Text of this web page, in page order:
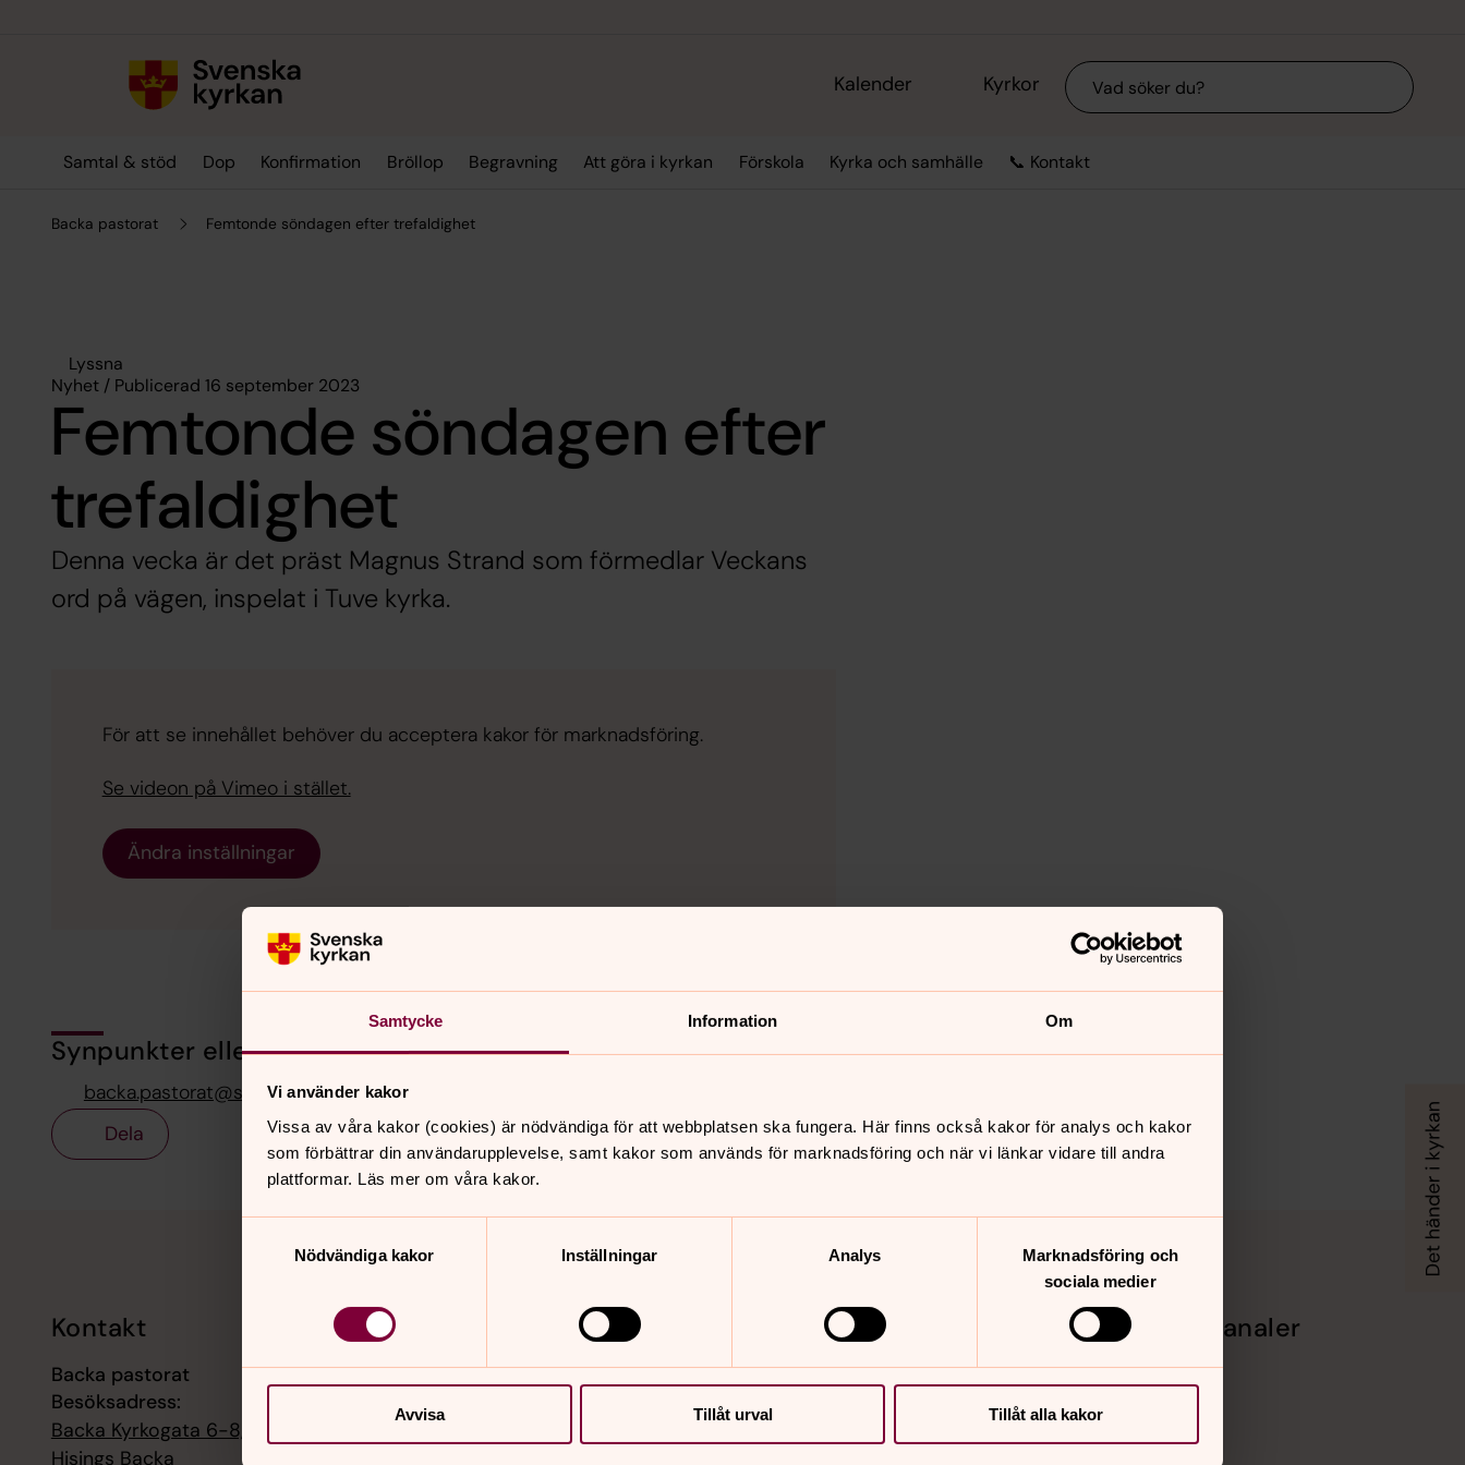
Samtycke Information Om
Vi använder kakor
Vissa av våra kakor (cookies) är nödvändiga för att webbplatsen ska fungera. Här finns också kakor för analys och kakor
som förbättrar din användarupplevelse, samt kakor som används för marknadsföring och när vi länkar vidare till andra
plattformar. Läs mer om våra kakor.
Nödvändiga kakor
Inställningar Analys
Marknadsföring och
sociala medier
Avvisa Tillåt urval Tillåt alla kakor
Kalender Kyrkor Sök
Samtal & stöd Dop Konfirmation Bröllop Begravning Att göra i kyrkan Förskola Kyrka och samhälle 📞 Kontakt
Backa pastorat Femtonde söndagen efter trefaldighet
Lyssna
Nyhet / Publicerad 16 september 2023
Femtonde söndagen efter
trefaldighet
Denna vecka är det präst Magnus Strand som förmedlar Veckans
ord på vägen, inspelat i Tuve kyrka.
För att se innehållet behöver du acceptera kakor för marknadsföring.
Se videon på Vimeo i stället.
Ändra inställningar
Synpunkter eller frågor på sidans innehåll?
backa.pastorat@svenskakyrkan.se
Dela
Kontakt
Backa pastorat
Besöksadress:
Backa Kyrkogata 6-8, 42258
Hisings Backa
9 augusti 11.00
9 augusti 11.00
Hitta snabbt
Sidkarta
Sociala kanaler
Facebook
Instagram